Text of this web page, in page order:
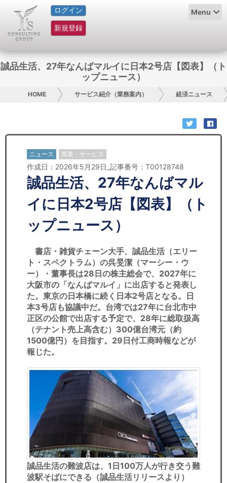
ログイン
新規登録
Menu
HOME
サービス紹介
コラム
お問い合わせ
日本人にPR
コンサルティング
リサーチ
セミナー
経済ニュース
労務顧問
ＩＴ
飲食店情報
誠品生活、27年なんばマルイに日本2号店【図表】（ト
ップニュース）
HOME サービス紹介（業務案内） 経済ニュース
ニュース 商業・サービス
作成日：2026年5月29日_記事番号：T00128748
誠品生活、27年なんばマル
イに日本2号店【図表】（ト
ップニュース）
書店・雑貨チェーン大手、誠品生活（エリー
ト・スペクトラム）の呉旻潔（マーシー・ウ
ー）・董事長は28日の株主総会で、2027年に
大阪市の「なんばマルイ」に出店すると発表し
た。東京の日本橋に続く日本2号店となる。日
本3号店も協議中だ。台湾では27年に台北市中
正区の公館で出店する予定で、28年に総取扱高
（テナント売上高含む）300億台湾元（約
1500億円）を目指す。29日付工商時報などが
報じた。
誠品生活の難波店は、1日100万人が行き交う難
波駅そばにできる（誠品生活リリースより）